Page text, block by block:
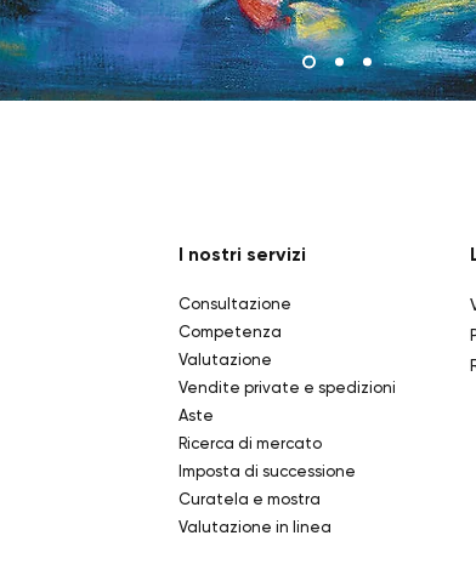
I nostri servizi
Consultazione
Competenza
Valutazione
Vendite private e spedizioni
Aste
Ricerca di mercato
Imposta di successione
Curatela e mostra
Valutazione in linea